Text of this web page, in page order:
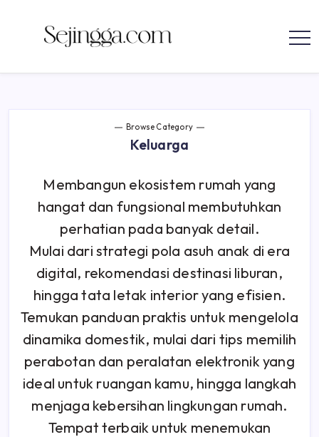
informasi
Browse Category
Keluarga
Membangun ekosistem rumah yang
hangat dan fungsional membutuhkan
perhatian pada banyak detail.
Mulai dari strategi pola asuh anak di era
digital, rekomendasi destinasi liburan,
hingga tata letak interior yang efisien.
Temukan panduan praktis untuk mengelola
dinamika domestik, mulai dari tips memilih
perabotan dan peralatan elektronik yang
ideal untuk ruangan kamu, hingga langkah
menjaga kebersihan lingkungan rumah.
Tempat terbaik untuk menemukan